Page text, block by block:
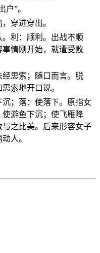
户”。
穿进穿出。
。利：顺利。出战不顺
事情刚开始，就遭受败
经思索；随口而言。脱
索地开口说。
沉；落：使落下。原指女
使游鱼下沉；使飞雁降
与之比美。后来形容女子
人。